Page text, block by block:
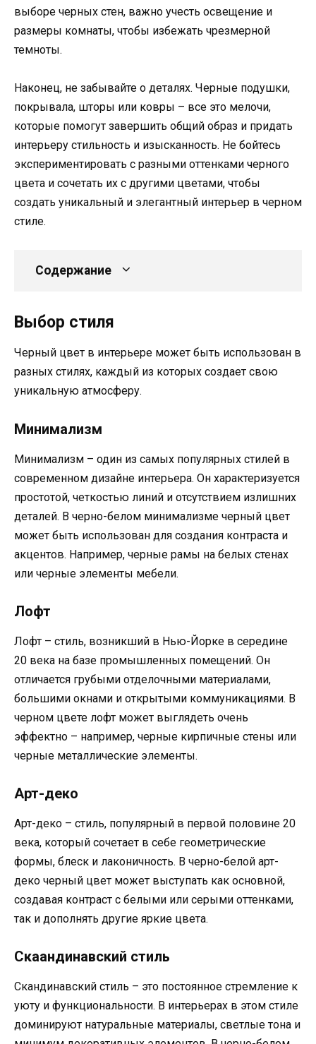
выборе черных стен, важно учесть освещение и
размеры комнаты, чтобы избежать чрезмерной
темноты.
Наконец, не забывайте о деталях. Черные подушки,
покрывала, шторы или ковры – все это мелочи,
которые помогут завершить общий образ и придать
интерьеру стильность и изысканность. Не бойтесь
экспериментировать с разными оттенками черного
цвета и сочетать их с другими цветами, чтобы
создать уникальный и элегантный интерьер в черном
стиле.
Содержание
Выбор стиля
Черный цвет в интерьере может быть использован в
разных стилях, каждый из которых создает свою
уникальную атмосферу.
Минимализм
Минимализм – один из самых популярных стилей в
современном дизайне интерьера. Он характеризуется
простотой, четкостью линий и отсутствием излишних
деталей. В черно-белом минимализме черный цвет
может быть использован для создания контраста и
акцентов. Например, черные рамы на белых стенах
или черные элементы мебели.
Лофт
Лофт – стиль, возникший в Нью-Йорке в середине
20 века на базе промышленных помещений. Он
отличается грубыми отделочными материалами,
большими окнами и открытыми коммуникациями. В
черном цвете лофт может выглядеть очень
эффектно – например, черные кирпичные стены или
черные металлические элементы.
Арт-деко
Арт-деко – стиль, популярный в первой половине 20
века, который сочетает в себе геометрические
формы, блеск и лаконичность. В черно-белой арт-
деко черный цвет может выступать как основной,
создавая контраст с белыми или серыми оттенками,
так и дополнять другие яркие цвета.
Скаандинавский стиль
Скандинавский стиль – это постоянное стремление к
уюту и функциональности. В интерьерах в этом стиле
доминируют натуральные материалы, светлые тона и